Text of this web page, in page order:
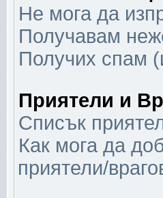
Не мога да
Получавам
Получих спам
Приятели и
Списък
Как мога да
приятели/